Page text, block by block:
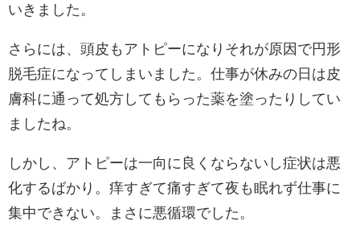
いきました。
さらには、頭皮もアトピーになりそれが原因で円形
脱毛症になってしまいました。仕事が休みの日は皮
膚科に通って処方してもらった薬を塗ったりしてい
ましたね。
しかし、アトピーは一向に良くならないし症状は悪
化するばかり。痒すぎて痛すぎて夜も眠れず仕事に
集中できない。まさに悪循環でした。